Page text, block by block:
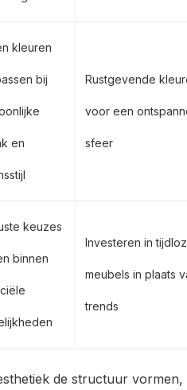
kleuren
bij
en
Rustgevende
voor een
sfeer
keuzes
binnen
Investeren in
meubels in plaats
trends
de structuur vormen,